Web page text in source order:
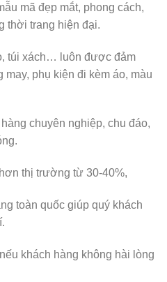
mã đẹp mắt, phong cách,
thời trang hiện đại.
túi xách…
luôn được đảm
phụ kiện đi kèm áo, màu
chuyên nghiệp, chu đáo,
thị trường từ 30-40%,
toàn quốc giúp quý khách
khách hàng không hài lòng